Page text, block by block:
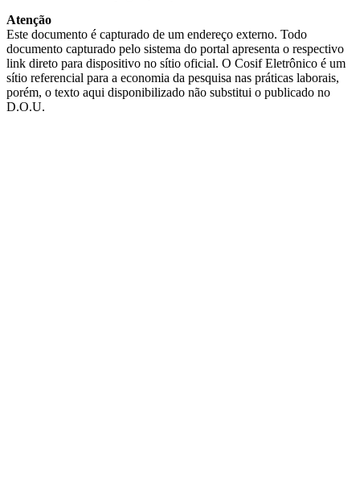
Atenção
Este documento é capturado de um endereço externo. Todo
documento capturado pelo sistema do portal apresenta o respectivo
link direto para dispositivo no sítio oficial. O Cosif Eletrônico é um
sítio referencial para a economia da pesquisa nas práticas laborais,
porém, o texto aqui disponibilizado não substitui o publicado no
D.O.U.